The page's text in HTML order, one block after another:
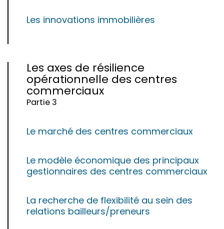
Les innovations immobilières
Les axes de résilience
opérationnelle des centres
commerciaux
Partie 3
Le marché des centres commerciaux
Le modèle économique des principaux
gestionnaires des centres commerciaux
La recherche de flexibilité au sein des
relations bailleurs/preneurs